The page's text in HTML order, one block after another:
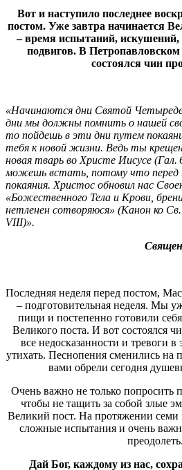
Вот и наступило последнее
постом. Уже завтра начинается
– время испытаний,
подвигов. В Петропавловском
состоялся чин
«Начинаются дни Святой
дни мы должны помнить о нашей
то пойдешь в эти дни путем
тебя к новой жизни. Ведь ты
новая тварь во Христе Иисусе
можешь встать, потому что
покаяния. Христос обновил нас
«Божественного Тела и Крови,
нетленен сотворяюся» (Канон ко
VIII)».
Последняя неделя перед постом,
– подготовительная неделя. Мы
пищи и постепенно готовили
Великого поста. И вот состоялся
все недосказанности и тревоги в
утихать. Песнопения сменились
вами обрели сегодня
Очень важно не только попросить
чтобы не тащить за собой злые
Великий пост. На протяжении семи
сложные испытания и очень
преодолеть.
Дай Бог, каждому из нас,